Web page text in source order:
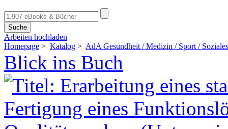
Suche
Arbeiten hochladen
Homepage > Katalog > AdA Gesundheit / Medizin / Sport / Soziales
Blick ins Buch